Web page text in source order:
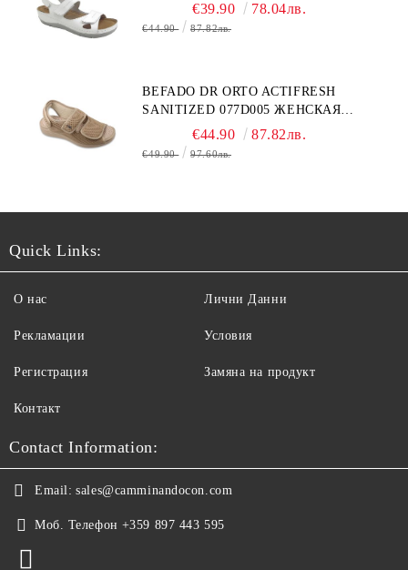
€39.90 78.04лв.
€44.90 87.82лв.
BEFADO DR ORTO ACTIFRESH
SANITIZED 077D005 ЖЕНСКАЯ
€44.90 87.82лв.
€49.90 97.60лв.
Quick Links:
О нас
Рекламации
Регистрация
Контакт
Лични Данни
Условия
Замяна на продукт
Contact Information:
Email: sales@camminandocon.com
Моб. Телефон +359 897 443 595